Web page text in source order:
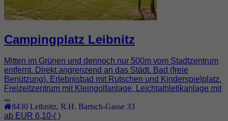
Campingplatz Leibnitz
Mitten im Grünen und dennoch nur 500m vom Stadtzentrum
entfernt. Direkt angrenzend an das Städt. Bad (freie
Benützung). Erlebnisbad mit Rutschen und Kinderspielplatz.
Freizeitzentrum mit Kleingolfanlage, Leichtathletikanlage mit
...
8430 Leibnitz, R.H. Bartsch-Gasse 33
ab EUR 6,10-( )